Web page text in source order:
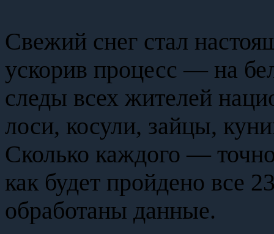
Свежий снег стал
ускорив процесс — на
следы всех жителей
лоси, косули, зайцы,
Сколько каждого —
как будет пройдено все
обработаны данные.